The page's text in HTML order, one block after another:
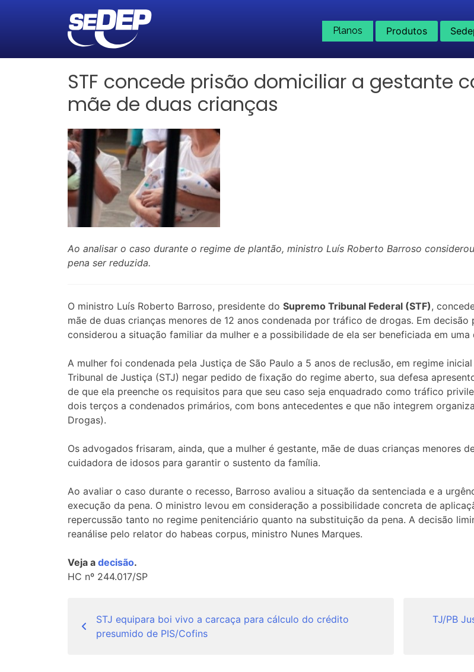
Planos Produtos
STF concede prisão domiciliar a gestante
mãe de duas crianças
Ao analisar o caso durante o regime de plantão, ministro Luís Roberto Barroso
pena ser reduzida.
O ministro Luís Roberto Barroso, presidente do Supremo Tribunal Federal (STF),
mãe de duas crianças menores de 12 anos condenada por tráfico de drogas. Em
considerou a situação familiar da mulher e a possibilidade de ela ser beneficiada em
A mulher foi condenada pela Justiça de São Paulo a 5 anos de reclusão, em regime
Tribunal de Justiça (STJ) negar pedido de fixação do regime aberto, sua defesa
de que ela preenche os requisitos para que seu caso seja enquadrado como tráfico
dois terços a condenados primários, com bons antecedentes e que não integrem
Drogas).
Os advogados frisaram, ainda, que a mulher é gestante, mãe de duas crianças menores
cuidadora de idosos para garantir o sustento da família.
Ao avaliar o caso durante o recesso, Barroso avaliou a situação da sentenciada e a
execução da pena. O ministro levou em consideração a possibilidade concreta de
repercussão tanto no regime penitenciário quanto na substituição da pena. A decisão
reanálise pelo relator do habeas corpus, ministro Nunes Marques.
Veja a decisão.
HC nº 244.017/SP
de
STJ equipara boi vivo a carcaça para cálculo do crédito
presumido de PIS/Cofins
TJ/PB